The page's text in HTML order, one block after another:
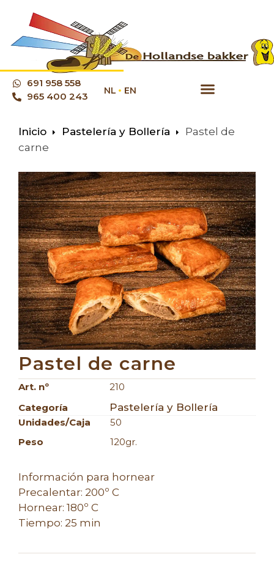
NL EN
691 958 558
965 400 243
Inicio Pastelería y Bollería
Pastel de
carne
Pastel de carne
Art. nº
210
Categoría
Pastelería y Bollería
Unidades/caja
50
Peso
120gr.
Información para hornear
Precalentar: 200º C
Hornear: 180º C
Tiempo: 25 min